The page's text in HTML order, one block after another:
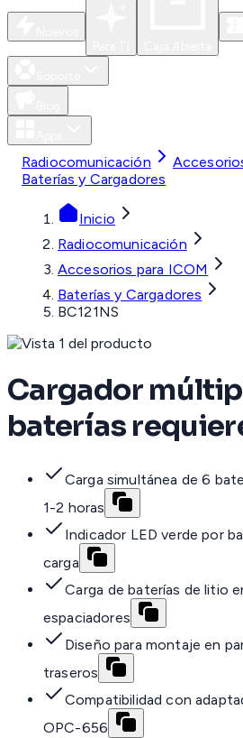
Radiocomunicación
Baterías y Cargadores
Inicio
Radiocomunicación
Accesorios para ICOM
Baterías y Cargadores
BC121NS
Cargador
baterías
Carga simultánea de 6
1-2 horas
Indicador LED verde por
carga
Carga de baterías de litio
espaciadores
Diseño para montaje en
traseros
Compatibilidad con
OPC-656